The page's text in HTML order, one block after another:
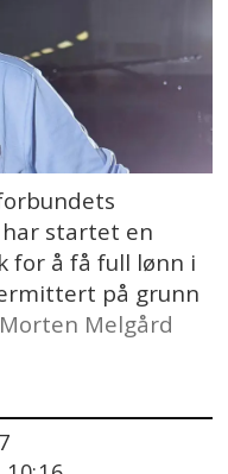
startet en
for å få full lønn i
på grunn
Melgård